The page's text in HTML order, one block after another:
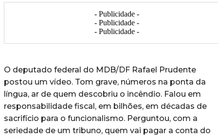
- Publicidade -
- Publicidade -
- Publicidade -
O deputado federal do MDB/DF Rafael Prudente
postou um vídeo. Tom grave, números na ponta da
língua, ar de quem descobriu o incêndio. Falou em
responsabilidade fiscal, em bilhões, em décadas de
sacrifício para o funcionalismo. Perguntou, com a
seriedade de um tribuno, quem vai pagar a conta do